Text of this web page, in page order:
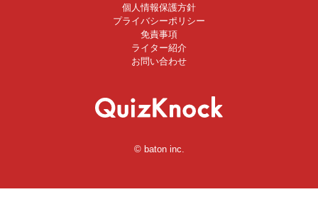
個人情報保護方針
プライバシーポリシー
免責事項
ライター紹介
お問い合わせ
© baton inc.